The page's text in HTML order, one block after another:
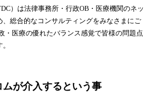
）は法律事務所・行政OB・医療機関のネッ
、総合的なコンサルティングをみなさまにご
・医療の優れたバランス感覚で皆様の問題点
が介入するという事